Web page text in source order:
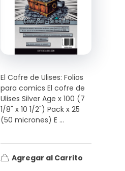
El Cofre de Ulises: Folios
para comics El cofre de
Ulises Silver Age x 100 (7
1/8" x 10 1/2") Pack x 25
(50 micrones) E ...
Agregar al Carrito